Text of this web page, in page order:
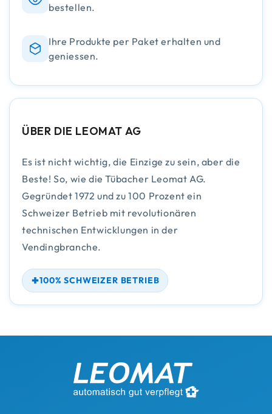
bestellen.
Ihre Produkte per Paket erhalten und
geniessen.
ÜBER DIE LEOMAT AG
Es ist nicht wichtig, die Einzige zu sein, aber die
Beste! So, wie die Tübacher Leomat AG.
Gegründet 1972 und zu 100 Prozent ein
Schweizer Betrieb mit revolutionären
technischen Entwicklungen in der
Vendingbranche.
100% SCHWEIZER BETRIEB